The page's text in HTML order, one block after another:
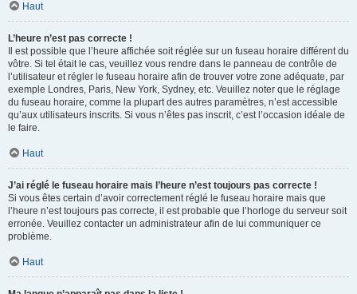
Haut
L’heure n’est pas correcte !
Il est possible que l’heure affichée soit réglée sur un fuseau horaire différent du
vôtre. Si tel était le cas, veuillez vous rendre dans le panneau de contrôle de
l’utilisateur et régler le fuseau horaire afin de trouver votre zone adéquate, par
exemple Londres, Paris, New York, Sydney, etc. Veuillez noter que le réglage
du fuseau horaire, comme la plupart des autres paramètres, n’est accessible
qu’aux utilisateurs inscrits. Si vous n’êtes pas inscrit, c’est l’occasion idéale de
le faire.
Haut
J’ai réglé le fuseau horaire mais l’heure n’est toujours pas correcte !
Si vous êtes certain d’avoir correctement réglé le fuseau horaire mais que
l’heure n’est toujours pas correcte, il est probable que l’horloge du serveur soit
erronée. Veuillez contacter un administrateur afin de lui communiquer ce
problème.
Haut